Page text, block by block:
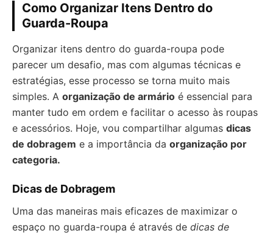
Como Organizar Itens Dentro do
Guarda-Roupa
Organizar itens dentro do guarda-roupa pode
parecer um desafio, mas com algumas técnicas e
estratégias, esse processo se torna muito mais
simples. A organização de armário é essencial para
manter tudo em ordem e facilitar o acesso às roupas
e acessórios. Hoje, vou compartilhar algumas dicas
de dobragem e a importância da organização por
categoria.
Dicas de Dobragem
Uma das maneiras mais eficazes de maximizar o
espaço no guarda-roupa é através de dicas de